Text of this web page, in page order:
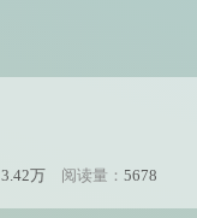
3.42万 阅读量： 5678